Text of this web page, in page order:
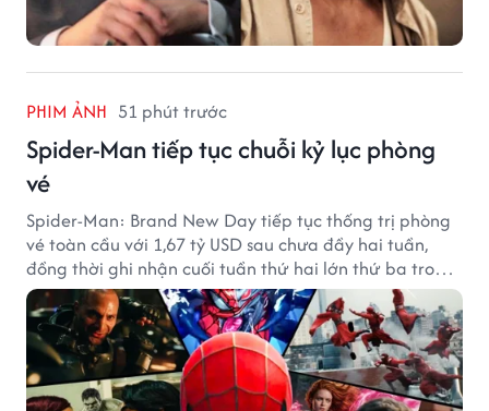
PHIM ẢNH 51 phút trước
Spider-Man tiếp tục chuỗi kỷ lục phòng
vé
Spider-Man: Brand New Day tiếp tục thống trị phòng
vé toàn cầu với 1,67 tỷ USD sau chưa đầy hai tuần,
đồng thời ghi nhận cuối tuần thứ hai lớn thứ ba trong
lịch sử Bắc Mỹ.